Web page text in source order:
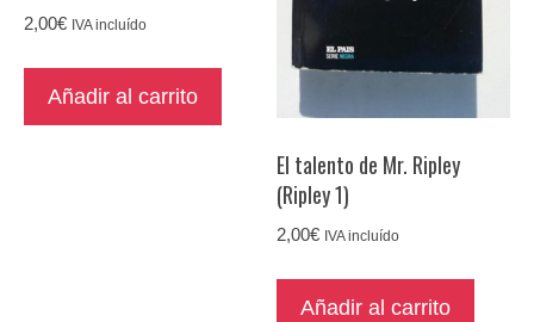
2,00€ IVA incluído
Añadir al carrito
El talento de Mr. Ripley
(Ripley 1)
2,00€ IVA incluído
Añadir al carrito